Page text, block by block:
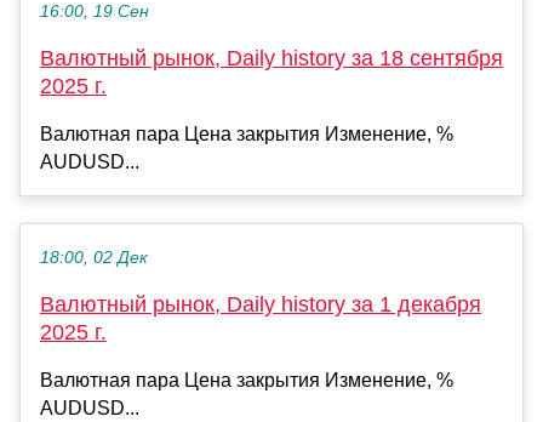
16:00, 19 Сен
Валютный рынок, Daily history за 18 сентября
2025 г.
Валютная пара Цена закрытия Изменение, %
AUDUSD...
18:00, 02 Дек
Валютный рынок, Daily history за 1 декабря
2025 г.
Валютная пара Цена закрытия Изменение, %
AUDUSD...